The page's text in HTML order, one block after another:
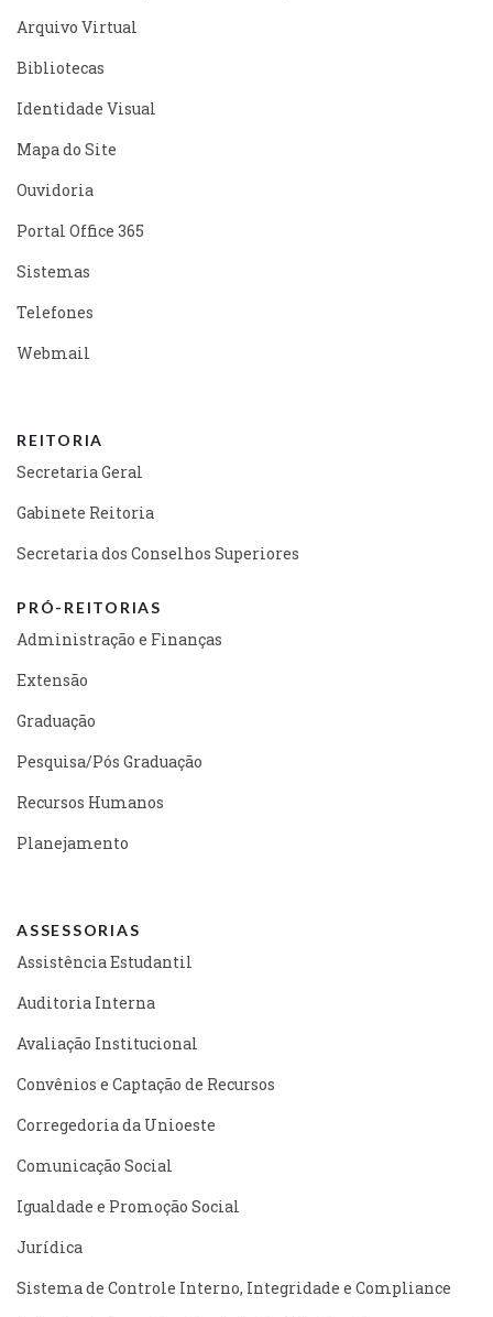
Arquivo Virtual
Bibliotecas
Identidade Visual
Mapa do Site
Ouvidoria
Portal Office 365
Sistemas
Telefones
Webmail
REITORIA
Secretaria Geral
Gabinete Reitoria
Secretaria dos Conselhos Superiores
PRÓ-REITORIAS
Administração e Finanças
Extensão
Graduação
Pesquisa/Pós Graduação
Recursos Humanos
Planejamento
ASSESSORIAS
Assistência Estudantil
Auditoria Interna
Avaliação Institucional
Convênios e Captação de Recursos
Corregedoria da Unioeste
Comunicação Social
Igualdade e Promoção Social
Jurídica
Sistema de Controle Interno, Integridade e Compliance